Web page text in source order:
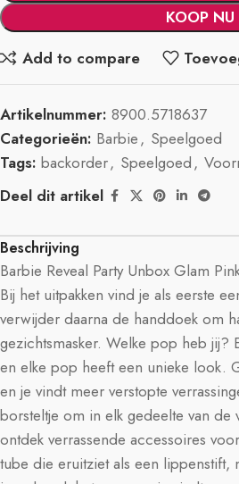
KOOP NU
Add to compare
Artikelnummer: 8900.5718637
Categorieën: Barbie, Speelgoed
Tags: backorder, Speelgoed,
Deel dit artikel
Beschrijving
Barbie Reveal Party Unbox Glam
Bij het uitpakken vind je als eerste
verwijder daarna de handdoek om
gezichtsmasker. Welke pop heb jij?
en elke pop heeft een unieke look.
en je vindt meer verstopte
borsteltje om in elk gedeelte van de
ontdek verrassende accessoires
tube die eruitziet als een lippenstift,